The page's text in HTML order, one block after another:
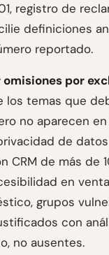
registro de
definiciones
reportado.
por
los temas que
no aparecen en
de
CRM de más de
en
grupos
con
no ausentes.